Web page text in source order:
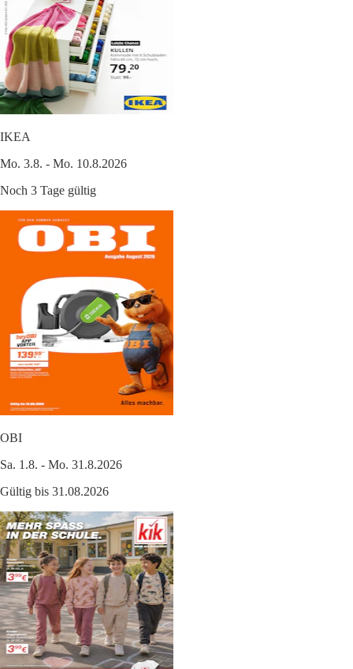
IKEA
Mo. 3.8. - Mo. 10.8.2026
Noch 3 Tage gültig
OBI
Sa. 1.8. - Mo. 31.8.2026
Gültig bis 31.08.2026